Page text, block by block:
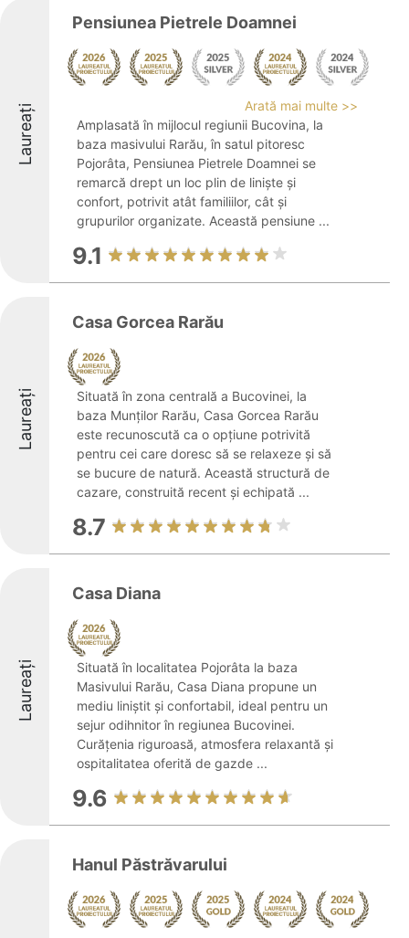
Laureați
Pensiunea Pietrele Doamnei
Arată mai multe >>
Amplasată în mijlocul regiunii Bucovina, la
baza masivului Rarău, în satul pitoresc
Pojorâta, Pensiunea Pietrele Doamnei se
remarcă drept un loc plin de liniște și
confort, potrivit atât familiilor, cât și
grupurilor organizate. Această pensiune ...
9.1
Laureați
Casa Gorcea Rarău
Situată în zona centrală a Bucovinei, la
baza Munților Rarău, Casa Gorcea Rarău
este recunoscută ca o opțiune potrivită
pentru cei care doresc să se relaxeze și să
se bucure de natură. Această structură de
cazare, construită recent și echipată ...
8.7
Laureați
Casa Diana
Situată în localitatea Pojorâta la baza
Masivului Rarău, Casa Diana propune un
mediu liniștit și confortabil, ideal pentru un
sejur odihnitor în regiunea Bucovinei.
Curățenia riguroasă, atmosfera relaxantă și
ospitalitatea oferită de gazde ...
9.6
Hanul Păstrăvarului